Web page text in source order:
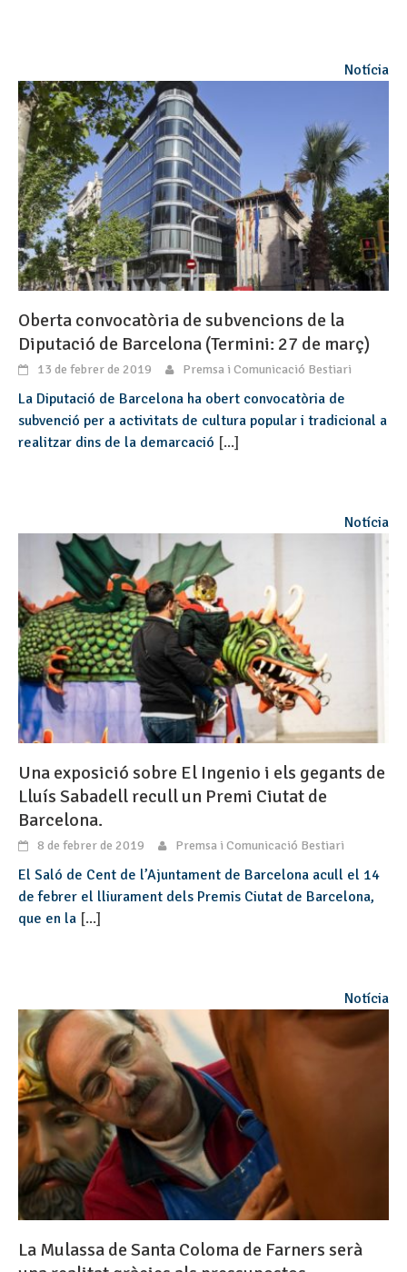
Notícia
Oberta convocatòria de subvencions de la
Diputació de Barcelona (Termini: 27 de març)
13 de febrer de 2019 Premsa i Comunicació Bestiari
La Diputació de Barcelona ha obert convocatòria de
subvenció per a activitats de cultura popular i tradicional a
realitzar dins de la demarcació [...]
Notícia
Una exposició sobre El Ingenio i els gegants de
Lluís Sabadell recull un Premi Ciutat de
Barcelona.
8 de febrer de 2019 Premsa i Comunicació Bestiari
El Saló de Cent de l’Ajuntament de Barcelona acull el 14
de febrer el lliurament dels Premis Ciutat de Barcelona,
que en la [...]
Notícia
La Mulassa de Santa Coloma de Farners serà